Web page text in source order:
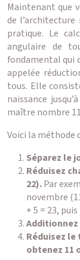
Maintenant que
de
pratique. Le
angulaire de
fondamental qui
appelée
tous. Elle
naissance
maître nombre
Voici la méthode
Séparez le
Réduisez
22).Par
novembre
+ 5 = 23, puis
Réduisez
obtenez 11